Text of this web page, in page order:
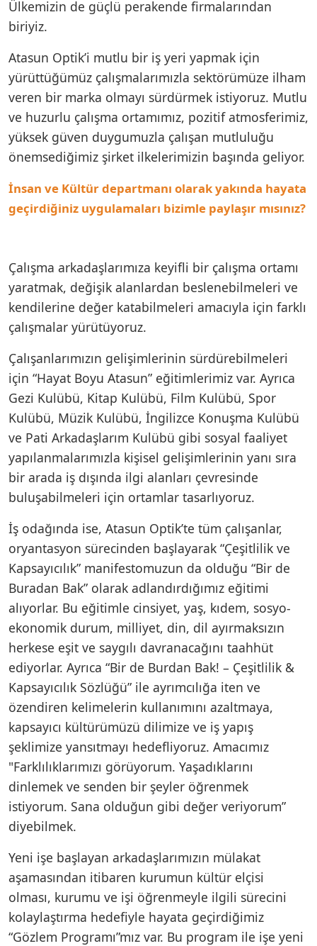
Ülkemizin de güçlü perakende firmalarından
biriyiz.
Atasun Optik’i mutlu bir iş yeri yapmak için
yürüttüğümüz çalışmalarımızla sektörümüze ilham
veren bir marka olmayı sürdürmek istiyoruz. Mutlu
ve huzurlu çalışma ortamımız, pozitif atmosferimiz,
yüksek güven duygumuzla çalışan mutluluğu
önemsediğimiz şirket ilkelerimizin başında geliyor.
İnsan ve Kültür departmanı olarak yakında hayata
geçirdiğiniz uygulamaları bizimle paylaşır mısınız?
Çalışma arkadaşlarımıza keyifli bir çalışma ortamı
yaratmak, değişik alanlardan beslenebilmeleri ve
kendilerine değer katabilmeleri amacıyla için farklı
çalışmalar yürütüyoruz.
Çalışanlarımızın gelişimlerinin sürdürebilmeleri
için “Hayat Boyu Atasun” eğitimlerimiz var. Ayrıca
Gezi Kulübü, Kitap Kulübü, Film Kulübü, Spor
Kulübü, Müzik Kulübü, İngilizce Konuşma Kulübü
ve Pati Arkadaşlarım Kulübü gibi sosyal faaliyet
yapılanmalarımızla kişisel gelişimlerinin yanı sıra
bir arada iş dışında ilgi alanları çevresinde
buluşabilmeleri için ortamlar tasarlıyoruz.
İş odağında ise, Atasun Optik’te tüm çalışanlar,
oryantasyon sürecinden başlayarak “Çeşitlilik ve
Kapsayıcılık” manifestomuzun da olduğu “Bir de
Buradan Bak” olarak adlandırdığımız eğitimi
alıyorlar. Bu eğitimle cinsiyet, yaş, kıdem, sosyo-
ekonomik durum, milliyet, din, dil ayırmaksızın
herkese eşit ve saygılı davranacağını taahhüt
ediyorlar. Ayrıca “Bir de Burdan Bak! – Çeşitlilik &
Kapsayıcılık Sözlüğü” ile ayrımcılığa iten ve
özendiren kelimelerin kullanımını azaltmaya,
kapsayıcı kültürümüzü dilimize ve iş yapış
şeklimize yansıtmayı hedefliyoruz. Amacımız
"Farklılıklarımızı görüyorum. Yaşadıklarını
dinlemek ve senden bir şeyler öğrenmek
istiyorum. Sana olduğun gibi değer veriyorum”
diyebilmek.
Yeni işe başlayan arkadaşlarımızın mülakat
aşamasından itibaren kurumun kültür elçisi
olması, kurumu ve işi öğrenmeyle ilgili sürecini
kolaylaştırma hedefiyle hayata geçirdiğimiz
“Gözlem Programı”mız var. Bu program ile işe yeni